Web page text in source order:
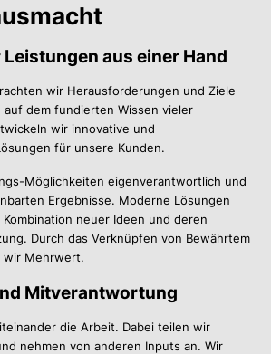
aus einer Hand
wir Herausforderungen und Ziele
auf dem fundierten Wissen vieler
wir innovative und
für unsere Kunden.
Möglichkeiten eigenverantwortlich und
Ergebnisse. Moderne Lösungen
neuer Ideen und deren
Durch das Verknüpfen von Bewährtem
wir Mehrwert.
Mitverantwortung
die Arbeit. Dabei teilen wir
nehmen von anderen Inputs an. Wir